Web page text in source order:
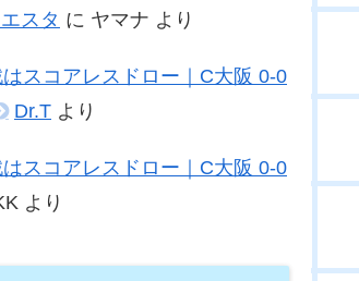
スタ に ヤマナ より
はスコアレスドロー｜C大阪 0-0
Dr.T より
はスコアレスドロー｜C大阪 0-0
より